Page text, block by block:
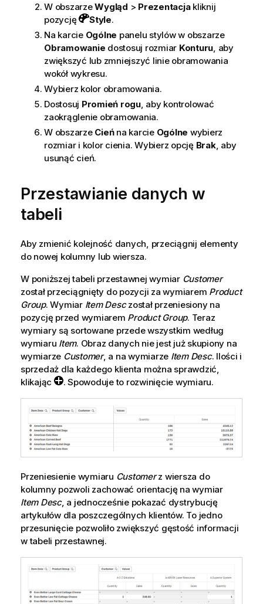
W obszarzeWygląd > Prezentacjakliknij
pozycję
Style.
Na karcie Ogólne panelu stylów w obszarze
Obramowanie dostosuj rozmiar Konturu, aby
zwiększyć lub zmniejszyć linie obramowania
wokół wykresu.
Wybierz kolor obramowania.
Dostosuj Promień rogu, aby kontrolować
zaokrąglenie obramowania.
W obszarze Cieńna karcie Ogólne wybierz
rozmiar i kolor cienia. Wybierz opcję Brak, aby
usunąć cień.
Przestawianie danych w
tabeli
Aby zmienić kolejność danych, przeciągnij elementy
do nowej kolumny lub wiersza.
W poniższej tabeli przestawnej wymiar Customer
został przeciągnięty do pozycji za wymiarem Product
Group. Wymiar Item Desczostał przeniesiony na
pozycję przed wymiarem Product Group. Teraz
wymiary są sortowane przede wszystkim według
wymiaru Item. Obraz danych nie jest już skupiony na
wymiarze Customer, a na wymiarze Item Desc. Ilości i
sprzedaż dla każdego klienta można sprawdzić,
klikając
. Spowoduje to rozwinięcie wymiaru.
Przeniesienie wymiaru Customerz wiersza do
kolumny pozwoli zachować orientację na wymiar
Item Desc, a jednocześnie pokazać dystrybucję
artykułów dla poszczególnych klientów. To jedno
przesunięcie pozwoliło zwiększyć gęstość informacji
w tabeli przestawnej.